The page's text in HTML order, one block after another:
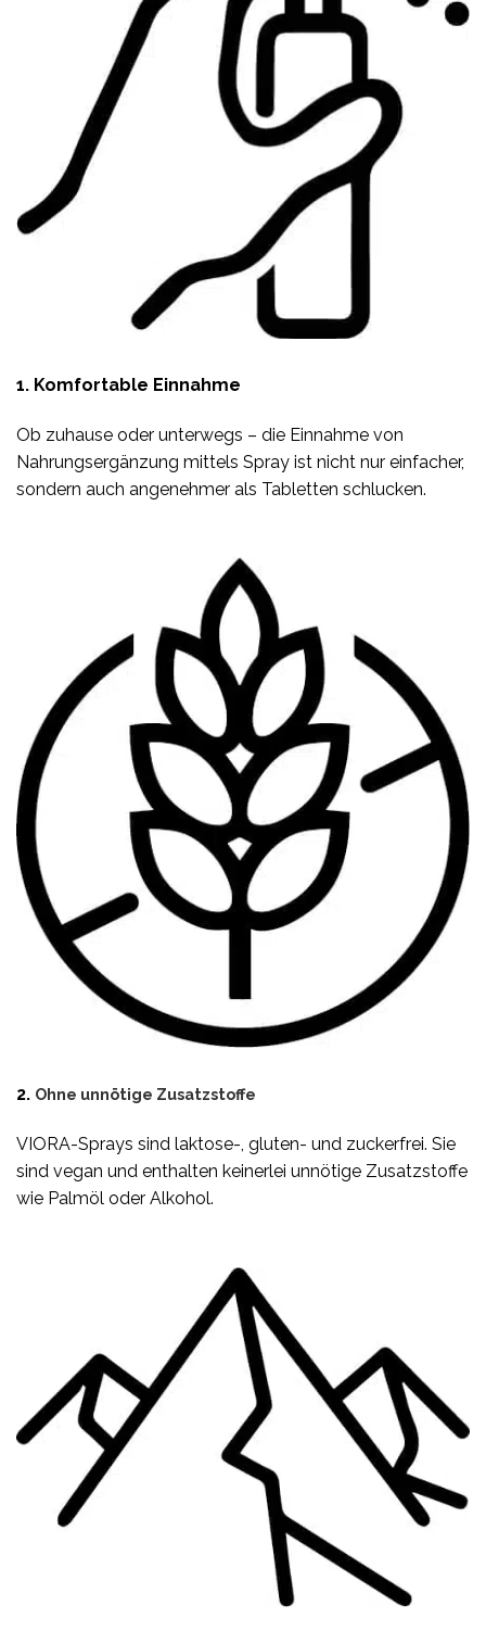
1. Komfortable Einnahme
Ob zuhause oder unterwegs – die Einnahme von
Nahrungsergänzung mittels Spray ist nicht nur einfacher,
sondern auch angenehmer als Tabletten schlucken.
2. Ohne unnötige Zusatzstoffe
VIORA-Sprays sind laktose-, gluten- und zuckerfrei. Sie
sind vegan und enthalten keinerlei unnötige Zusatzstoffe
wie Palmöl oder Alkohol.